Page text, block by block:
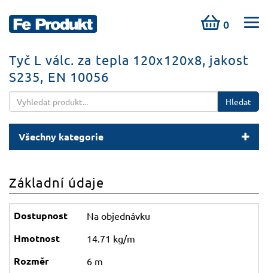
0
Tyč L válc. za tepla 120x120x8, jakost
S235, EN 10056
Hledat
Všechny kategorie
Základní údaje
Na objednávku
14.71 kg/m
6 m